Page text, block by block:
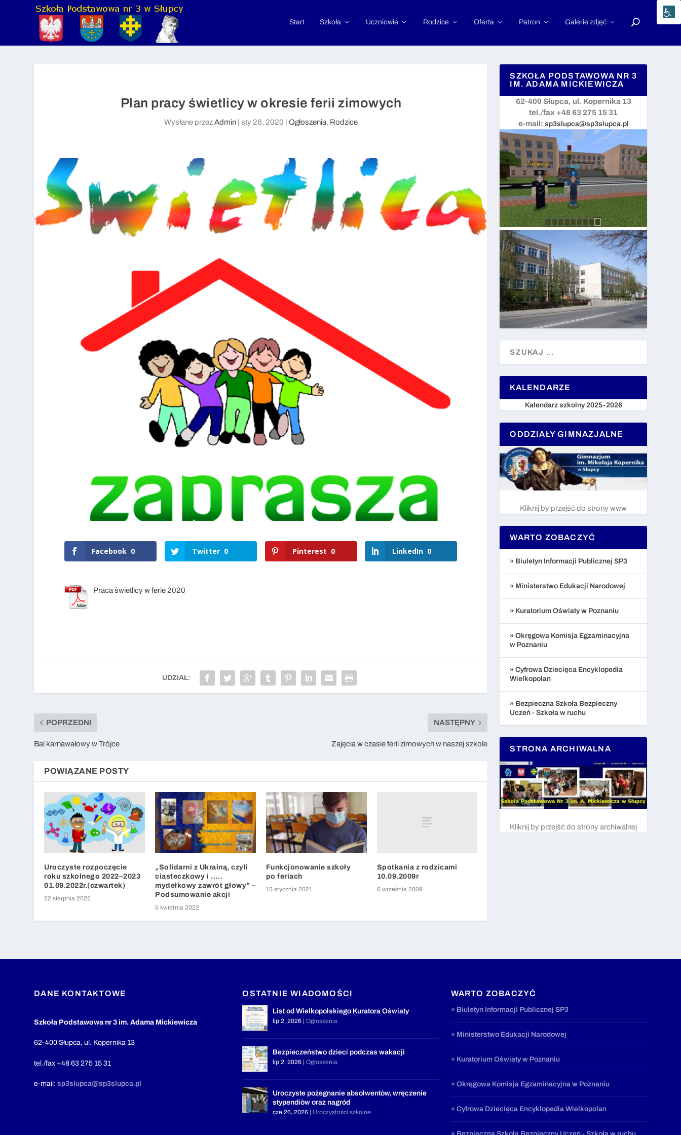
Start Szkoła Uczniowie Rodzice Oferta Patron Galerie zdjęć
Plan pracy świetlicy w okresie ferii zimowych
Wysłane przezAdmin| sty 26, 2020 Ogłoszenia, Rodzice
Facebook 0 Twitter 0 Pinterest 0 LinkedIn 0
Praca świetlicy w ferie 2020
UDZIAŁ:
POPRZEDNI
Bal karnawałowy w Trójce
NASTĘPNY
Zajęcia w czasie ferii zimowych w naszej szkole
POWIĄZANE POSTY
Uroczyste rozpoczęcie
roku szkolnego 2022–2023
01.09.2022r.(czwartek)
22 sierpnia 2022
„Solidarni z Ukrainą, czyli
ciasteczkowy i …..
mydełkowy zawrót głowy” –
Podsumowanie akcji
5 kwietnia 2022
Funkcjonowanie szkoły
po feriach
15 stycznia 2021
Spotkania z rodzicami
10.09.2009r
6 września 2009
SZKOŁA PODSTAWOWA NR 3
IM. ADAMA MICKIEWICZA
62-400 Słupca, ul. Kopernika 13
tel./fax +48 63 275 15 31
e-mail: sp3slupca@sp3slupca.pl
KALENDARZE
Kalendarz szkolny 2025-2026
ODDZIAŁY GIMNAZJALNE
Kliknij by przejść do strony www
WARTO ZOBACZYĆ
» Biuletyn Informacji Publicznej SP3
» Ministerstwo Edukacji Narodowej
» Kuratorium Oświaty w Poznaniu
» Okręgowa Komisja Egzaminacyjna
w Poznaniu
» Cyfrowa Dziecięca Encyklopedia
Wielkopolan
» Bezpieczna Szkoła Bezpieczny
Uczeń - Szkoła w ruchu
STRONA ARCHIWALNA
Kliknij by przejść do strony archiwalnej
DANE KONTAKTOWE
Szkoła Podstawowa nr 3 im. Adama Mickiewicza
62-400 Słupca, ul. Kopernika 13
tel./fax +48 63 275 15 31
e-mail:sp3slupca@sp3slupca.pl
OSTATNIE WIADOMOŚCI
List od Wielkopolskiego Kuratora Oświaty
lip 2, 2026 |Ogłoszenia
Bezpieczeństwo dzieci podczas wakacji
lip 2, 2026 |Ogłoszenia
Uroczyste pożegnanie absolwentów, wręczenie
stypendiów oraz nagród
cze 26, 2026 | Uroczystości szkolne
WARTO ZOBACZYĆ
» Biuletyn Informacji Publicznej SP3
» Ministerstwo Edukacji Narodowej
» Kuratorium Oświaty w Poznaniu
» Okręgowa Komisja Egzaminacyjna w Poznaniu
» Cyfrowa Dziecięca Encyklopedia Wielkopolan